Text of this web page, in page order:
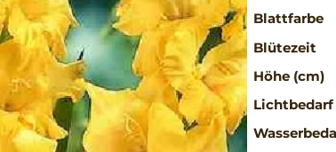
Blattfarbe
Blütezeit
Höhe (cm)
Lichtbedarf